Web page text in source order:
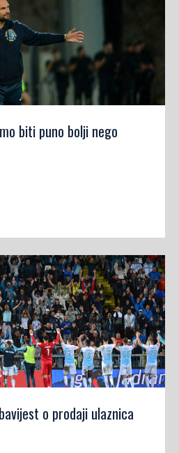
biti puno bolji nego
o prodaji ulaznica